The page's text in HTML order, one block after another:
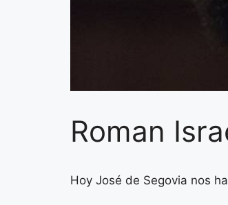
Roman
Hoy José de Segovia nos